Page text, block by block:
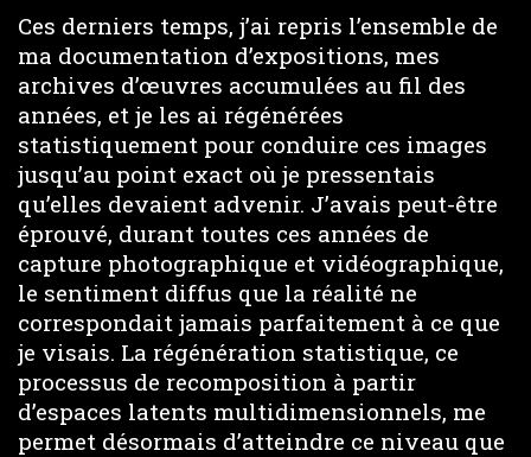
Ces derniers temps, j’ai repris l’ensemble de
ma documentation d’expositions, mes
archives d’œuvres accumulées au fil des
années, et je les ai régénérées
statistiquement pour conduire ces images
jusqu’au point exact où je pressentais
qu’elles devaient advenir. J’avais peut-être
éprouvé, durant toutes ces années de
capture photographique et vidéographique,
le sentiment diffus que la réalité ne
correspondait jamais parfaitement à ce que
je visais. La régénération statistique, ce
processus de recomposition à partir
d’espaces latents multidimensionnels, me
permet désormais d’atteindre ce niveau que